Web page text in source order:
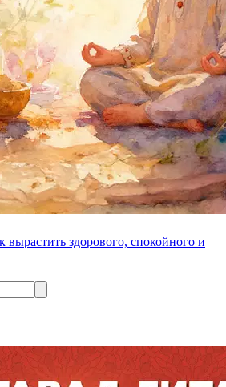
вырастить здорового, спокойного и